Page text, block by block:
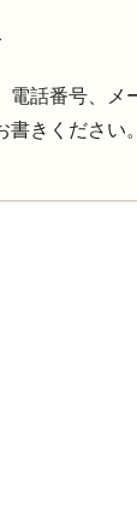
電話番号、メ
きください。